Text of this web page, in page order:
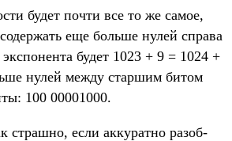
будет поч­ти все то же самое,
еще боль­ше нулей спра­ва
будет 1023 + 9 = 1024 +
нулей меж­ду стар­шим битом
100 00001000.
страш­но, если акку­рат­но разоб­